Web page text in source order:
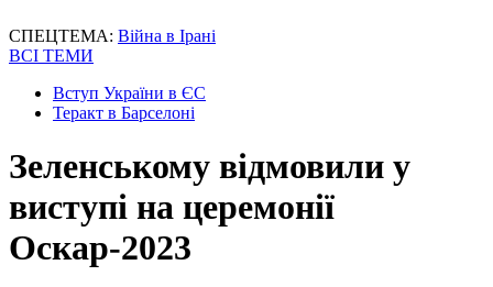
СПЕЦТЕМА: Війна в Ірані
ВСІ ТЕМИ
Вступ України в ЄС
Теракт в Барселоні
Зеленському відмовили у
виступі на церемонії
Оскар-2023